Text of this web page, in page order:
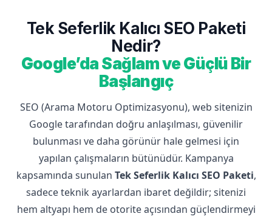
Tek Seferlik Kalıcı SEO Paketi
Nedir?
Google’da Sağlam ve Güçlü Bir
Başlangıç
SEO (Arama Motoru Optimizasyonu), web sitenizin
Google tarafından doğru anlaşılması, güvenilir
bulunması ve daha görünür hale gelmesi için
yapılan çalışmaların bütünüdür. Kampanya
kapsamında sunulan Tek Seferlik Kalıcı SEO Paketi,
sadece teknik ayarlardan ibaret değildir; sitenizi
hem altyapı hem de otorite açısından güçlendirmeyi